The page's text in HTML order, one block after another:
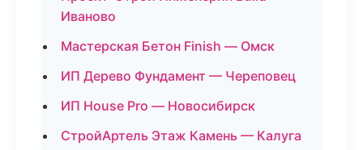
Иваново
Мастерская Бетон Finish — Омск
ИП Дерево Фундамент — Череповец
ИП House Pro — Новосибирск
СтройАртель Этаж Камень — Калуга